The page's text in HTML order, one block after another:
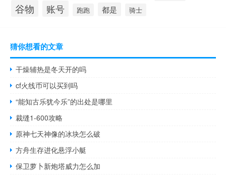
谷物 账号 跑跑 都是 骑士
猜你想看的文章
干燥辅热是冬天开的吗
cf火线币可以买到吗
“能知古乐犹今乐”的出处是哪里
裁缝1-600攻略
原神七天神像的冰块怎么破
方舟生存进化悬浮小艇
保卫萝卜新炮塔威力怎么加